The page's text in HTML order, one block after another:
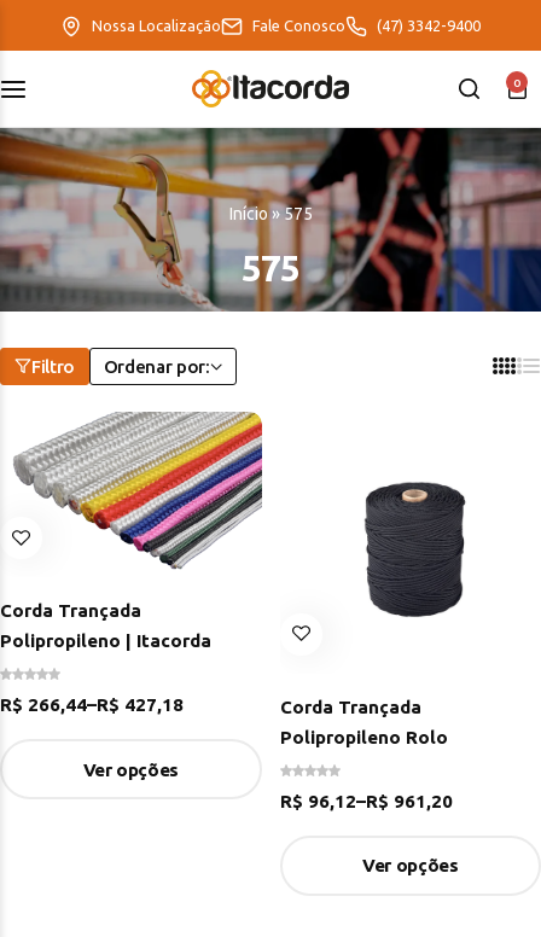
Nossa Localização Fale Conosco (47) 3342-9400
0
Início » 575
575
Filtro Ordenar por:
Corda Trançada
Polipropileno | Itacorda
R$ 266,44–R$ 427,18
Ver opções
Corda Trançada
Polipropileno Rolo
R$ 96,12–R$ 961,20
Ver opções
EcoFriendly
ItaMaxx